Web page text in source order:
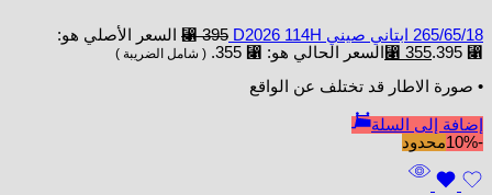
265/65/18 ابتاني صيني D2026 114H ⃁395
السعر الأصلي هو:
⃁ 395.
⃁ 355 السعر الحالي هو: ⃁ 355. ( شامل الضريبة )
• صورة الاطار قد تختلف عن الواقع
إضافة إلى السلة
-10%
محدود